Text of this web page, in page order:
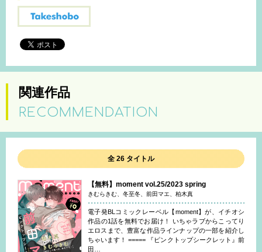
関連作品
RECOMMENDATION
全 26 タイトル
【無料】moment vol.25/2023 spring
きむらきむ、冬至冬、前田マエ、柏木真
電子発BLコミックレーベル【moment】が、イチオシ
作品の1話を無料でお届け！ いちゃラブからこってり
エロスまで、豊富な作品ラインナップの一部を紹介し
ちゃいます！ ===== 『ピンクトップシークレット』前
田…